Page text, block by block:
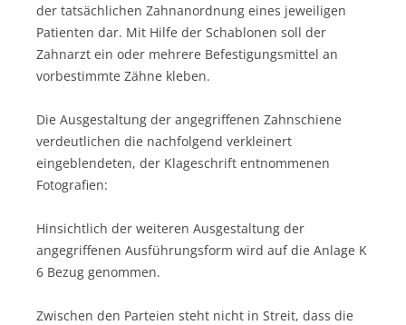
der tatsächlichen Zahnanordnung eines jeweiligen
Patienten dar. Mit Hilfe der Schablonen soll der
Zahnarzt ein oder mehrere Befestigungsmittel an
vorbestimmte Zähne kleben.
Die Ausgestaltung der angegriffenen Zahnschiene
verdeutlichen die nachfolgend verkleinert
eingeblendeten, der Klageschrift entnommenen
Fotografien:
Hinsichtlich der weiteren Ausgestaltung der
angegriffenen Ausführungsform wird auf die Anlage K
6 Bezug genommen.
Zwischen den Parteien steht nicht in Streit, dass die